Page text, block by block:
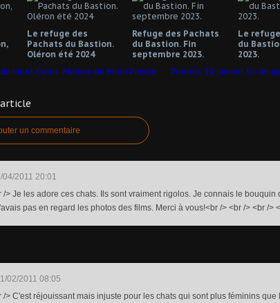
Le refuge des
Pachats du Bastion.
Oléron été 2024
Refuge des Pachats
du Bastion. Fin
septembre 2023.
Le
du
2023.
Mont Cenis. Maison de Mimi Pinson.
Poème. 30 janvier. Un an
un commentaire
04/2011 20:01
/> Je les adore ces chats. Ils sont vraiment rigolos. Je connais le bouquin
pas en regard les photos des films. Merci à vous!<br /> <br /> <br />
02/2011 08:05
/> C'est réjouissant mais injuste pour les chats qui sont plus féminins que